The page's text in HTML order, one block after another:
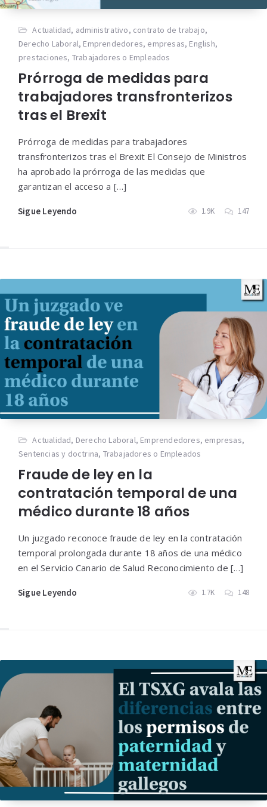
Actualidad, administrativo, contrato de trabajo,
Derecho Laboral, Emprendedores, empresas, English,
prestaciones, Trabajadores o Empleados
Prórroga de medidas para
trabajadores transfronterizos
tras el Brexit
Prórroga de medidas para trabajadores
transfronterizos tras el Brexit El Consejo de Ministros
ha aprobado la prórroga de las medidas que
garantizan el acceso a […]
Sigue Leyendo 1.9K 147
Actualidad, Derecho Laboral, Emprendedores, empresas,
Sentencias y doctrina, Trabajadores o Empleados
Fraude de ley en la
contratación temporal de una
médico durante 18 años
Un juzgado reconoce fraude de ley en la contratación
temporal prolongada durante 18 años de una médico
en el Servicio Canario de Salud Reconocimiento de […]
Sigue Leyendo 1.7K 148